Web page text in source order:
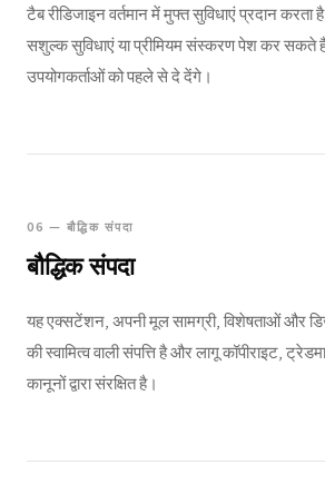
टैब रीडिजाइन वर्तमान में मुफ्त सुविधाएं प्रदान करता
सशुल्क सुविधाएं या प्रीमियम संस्करण पेश कर सकते
उपयोगकर्ताओं को पहले से दे देंगे।
06 — बौद्धिक संपदा
बौद्धिक संपदा
यह एक्सटेंशन, अपनी मूल सामग्री, विशेषताओं और
की स्वामित्व वाली संपत्ति है और लागू कॉपीराइट,
कानूनों द्वारा संरक्षित है।